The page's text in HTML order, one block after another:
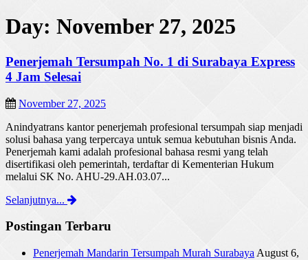
Day: November 27, 2025
Penerjemah Tersumpah No. 1 di Surabaya Express
4 Jam Selesai
November 27, 2025
Anindyatrans kantor penerjemah profesional tersumpah siap menjadi
solusi bahasa yang terpercaya untuk semua kebutuhan bisnis Anda.
Penerjemah kami adalah profesional bahasa resmi yang telah
disertifikasi oleh pemerintah, terdaftar di Kementerian Hukum
melalui SK No. AHU-29.AH.03.07...
Selanjutnya...
Postingan Terbaru
Penerjemah Mandarin Tersumpah Murah Surabaya August 6,